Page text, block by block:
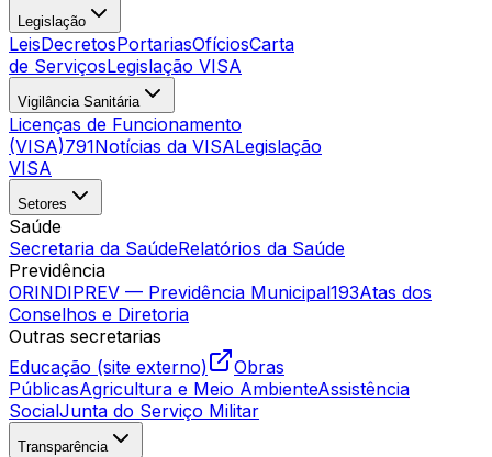
Legislação
LeisDecretosPortariasOfíciosCarta
de ServiçosLegislação VISA
Vigilância Sanitária
Licenças de Funcionamento
(VISA)791Notícias da VISALegislação
VISA
Setores
Saúde
Secretaria da SaúdeRelatórios da Saúde
Previdência
ORINDIPREV — Previdência Municipal193Atas dos
Conselhos e Diretoria
Outras secretarias
Educação (site externo)
Obras
PúblicasAgricultura e Meio AmbienteAssistência
SocialJunta do Serviço Militar
Transparência